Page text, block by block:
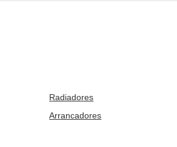
Radiadores
Arrancadores